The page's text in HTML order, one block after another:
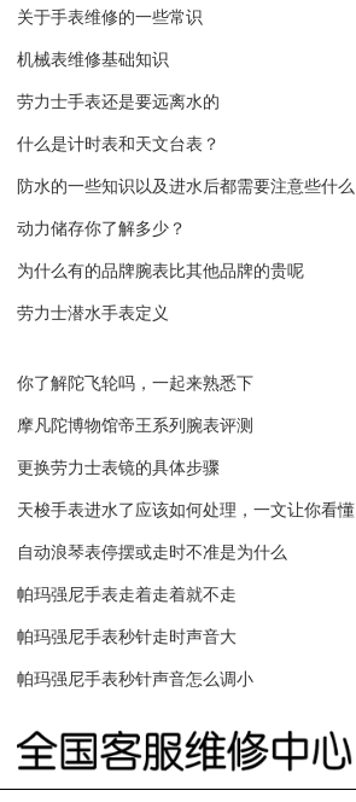
关于手表维修的一些常识
机械表维修基础知识
劳力士手表还是要远离水的
什么是计时表和天文台表？
防水的一些知识以及进水后都需要注意些什么
动力储存你了解多少？
为什么有的品牌腕表比其他品牌的贵呢
劳力士潜水手表定义
你了解陀飞轮吗，一起来熟悉下
摩凡陀博物馆帝王系列腕表评测
更换劳力士表镜的具体步骤
天梭手表进水了应该如何处理，一文让你看懂
自动浪琴表停摆或走时不准是为什么
帕玛强尼手表走着走着就不走
帕玛强尼手表秒针走时声音大
帕玛强尼手表秒针声音怎么调小